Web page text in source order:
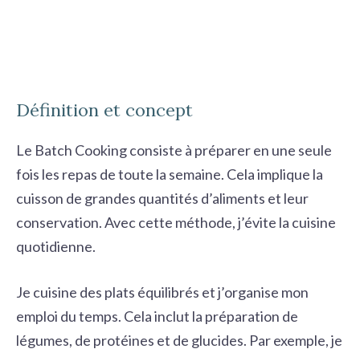
Définition et concept
Le Batch Cooking consiste à préparer en une seule
fois les repas de toute la semaine. Cela implique la
cuisson de grandes quantités d’aliments et leur
conservation. Avec cette méthode, j’évite la cuisine
quotidienne.
Je cuisine des plats équilibrés et j’organise mon
emploi du temps. Cela inclut la préparation de
légumes, de protéines et de glucides. Par exemple, je